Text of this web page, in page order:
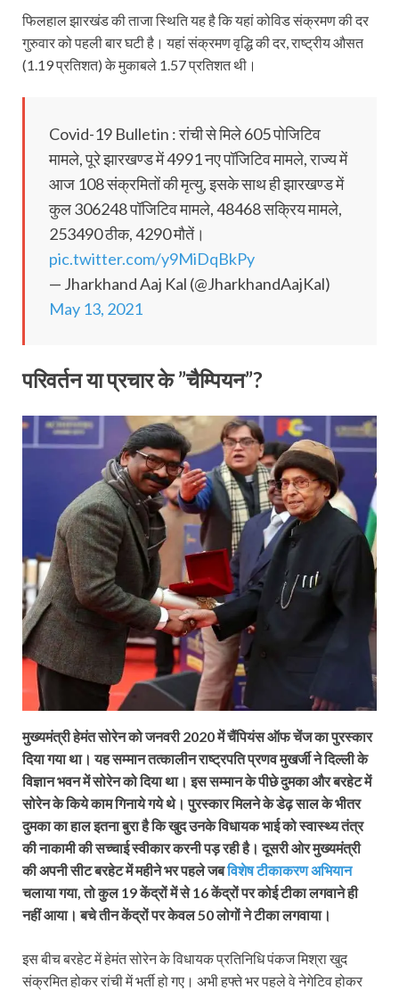
फिलहाल झारखंड की ताजा स्थिति यह है कि यहां कोविड संक्रमण की दर
गुरुवार को पहली बार घटी है। यहां संक्रमण वृद्धि की दर, राष्‍ट्रीय औसत
(1.19 प्रतिशत) के मुकाबले 1.57 प्रतिशत थी।
Covid-19 Bulletin : रांची से मिले 605 पोजिटिव
मामले, पूरे झारखण्ड में 4991 नए पॉजिटिव मामले, राज्य में
आज 108 संक्रमितों की मृत्यु, इसके साथ ही झारखण्ड में
कुल 306248 पॉजिटिव मामले, 48468 सक्रिय मामले,
253490 ठीक, 4290 मौतें।
pic.twitter.com/y9MiDqBkPy
— Jharkhand Aaj Kal (@JharkhandAajKal)
May 13, 2021
परिवर्तन या प्रचार के ”चैम्पियन”?
मुख्‍यमंत्री हेमंत सोरेन को जनवरी 2020 में चैंपियंस ऑफ चेंज का पुरस्‍कार
दिया गया था। यह सम्‍मान तत्‍कालीन राष्‍ट्रपति प्रणव मुखर्जी ने दिल्‍ली के
विज्ञान भवन में सोरेन को दिया था। इस सम्‍मान के पीछे दुमका और बरहेट में
सोरेन के किये काम गिनाये गये थे। पुरस्‍कार मिलने के डेढ़ साल के भीतर
दुमका का हाल इतना बुरा है कि खुद उनके विधायक भाई को स्‍वास्‍थ्‍य तंत्र
की नाकामी की सच्‍चाई स्‍वीकार करनी पड़ रही है। दूसरी ओर मुख्‍यमंत्री
की अपनी सीट बरहेट में महीने भर पहले जबविशेष टीकाकरण अभियान
चलाया गया, तो कुल 19 केंद्रों में से 16 केंद्रों पर कोई टीका लगवाने ही
नहीं आया। बचे तीन केंद्रों पर केवल 50 लोगों ने टीका लगवाया।
इस बीच बरहेट में हेमंत सोरेन के विधायक प्रतिनिधि पंकज मिश्रा खुद
संक्रमित होकर रांची में भर्ती हो गए। अभी हफ्ते भर पहले वे नेगेटिव होकर